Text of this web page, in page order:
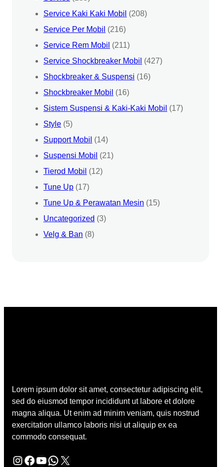
Service Kaki Kaki Mobil (208)
Service Per Mobil (216)
Service Rem Mobil (211)
Service Shockbreaker Mobil (427)
Shockbreaker & Suspensi (16)
Shockbreaker Mobil (16)
Sistem Suspensi & Kaki-Kaki Mobil (17)
Style (5)
Support Mobil (14)
Suspensi Mobil (21)
Tierod Mobil (12)
Tune Up (17)
Tune Up & Perawatan Mesin (15)
Uncategorized (3)
Velg & Ban (8)
Lorem ipsum dolor sit amet, consectetur adipiscing elit,
sed do eiusmod tempor incididunt ut labore et dolore
magna aliqua. Ut enim ad minim veniam, quis nostrud
exercitation ullamco laboris nisi ut aliquip ex ea
commodo consequat.
Instagram Facebook YouTube WhatsApp X